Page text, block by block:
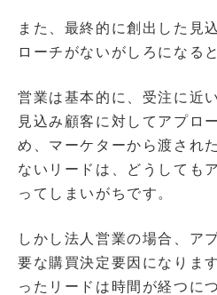
また、最終的に創出した見
ローチがないがしろになる
営業は基本的に、受注に近
見込み顧客に対してアプロ
め、マーケターから渡され
ないリードは、どうしても
ってしまいがちです。
しかし法人営業の場合、ア
要な購買決定要因になりま
ったリードは時間が経つに